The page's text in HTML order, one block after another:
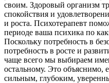
своим. Здоровый организм
спокойствия и
и роста. Психотерапевт
периоде ваша психика по
Поскольку потребность в
потребность в росте и
чаще всего мы выбираем
остальному. Это объяснимо,
сильным, глубоким,